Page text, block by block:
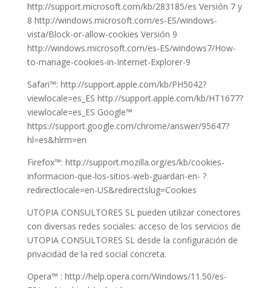
http://support.microsoft.com/kb/283185/es Versión 7 y
8 http://windows.microsoft.com/es-ES/windows-
vista/Block-or-allow-cookies Versión 9
http://windows.microsoft.com/es-ES/windows7/How-
to-manage-cookies-in-Internet-Explorer-9
Safari™: http://support.apple.com/kb/PH5042?
viewlocale=es_ES http://support.apple.com/kb/HT1677?
viewlocale=es_ES Google™
https://support.google.com/chrome/answer/95647?
hl=es&hlrm=en
Firefox™: http://support.mozilla.org/es/kb/cookies-
informacion-que-los-sitios-web-guardan-en- ?
redirectlocale=en-US&redirectslug=Cookies
UTOPIA CONSULTORES SL pueden utilizar conectores
con diversas redes sociales: acceso de los servicios de
UTOPIA CONSULTORES SL desde la configuración de
privacidad de la red social concreta.
Opera™ : http://help.opera.com/Windows/11.50/es-